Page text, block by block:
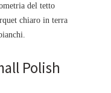
del tetto
chiaro in terra
Polish